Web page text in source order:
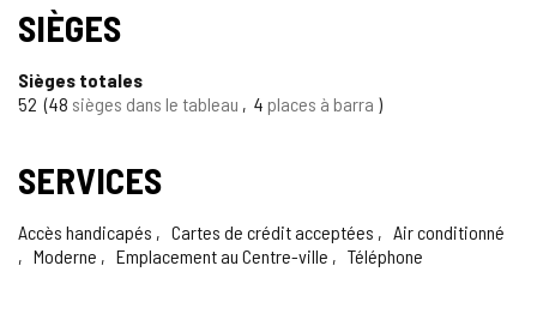
de
cahiers
SIÈGES
Sièges totales
52 48 sièges dans le tableau 4 places à barra
SERVICES
Accès handicapés Cartes de crédit acceptées
Air conditionné
Moderne
Emplacement au Centre-ville Téléphone